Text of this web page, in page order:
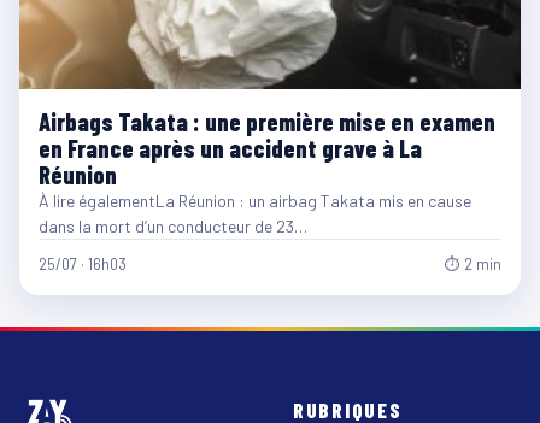
Airbags Takata : une première mise en examen
en France après un accident grave à La
Réunion
À lire égalementLa Réunion : un airbag Takata mis en cause
dans la mort d’un conducteur de 23…
25/07 · 16h03 ⏱ 2 min
RUBRIQUES